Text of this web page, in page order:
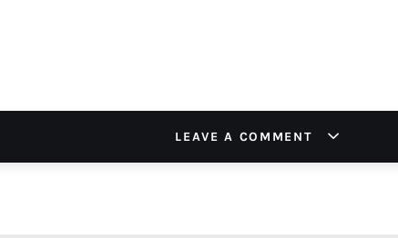
LEAVE A COMMENT